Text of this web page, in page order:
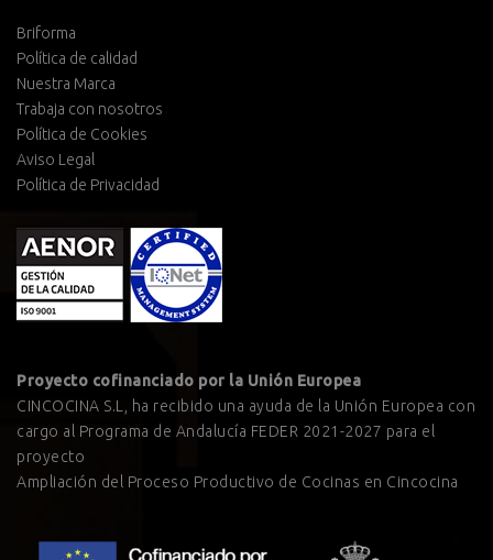
Briforma
Política de calidad
Nuestra Marca
Trabaja con nosotros
Política de Cookies
Aviso Legal
Política de Privacidad
Proyecto cofinanciado por la Unión Europea
CINCOCINA S.L, ha recibido una ayuda de la Unión Europea con
cargo al Programa de Andalucía FEDER 2021-2027 para el
proyecto
Ampliación del Proceso Productivo de Cocinas en Cincocina